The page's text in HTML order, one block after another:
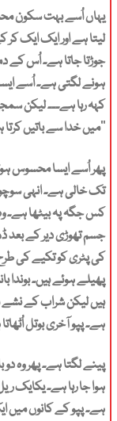
یہاں اُسے بہت سکون
لیتا ہے اور ایک ایک کر
جوڑتا جاتا ہے۔ اُس کے
ہونے لگتی ہے۔ اُسے
کہہ رہا ہے۔۔۔ لیکن
میں خدا سے باتیں کرتا ہوں تو وہ جواب کیوں نہیں دیتا؟‘‘
پھر اُسے ایسا محسوس
تک خالی ہے۔ انہی
کس جگہ پہ بیٹھا ہے۔
جسم تھوڑی دیر کے بعد
کی پٹری کو تکیے کی
پھیلے ہوئے ہیں۔
ہیں لیکن شراب کے
ہے۔ پپو آخری بوتل
پینے لگتا ہے۔ پھر وہ
ہوا جا رہا ہے۔
ہے۔ پپو کے کانوں میں